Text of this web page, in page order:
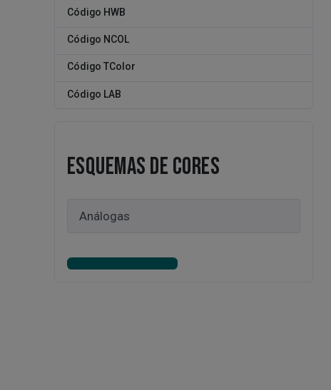
Código HWB
Código NCOL
Código TColor
Código LAB
ESQUEMAS DE CORES